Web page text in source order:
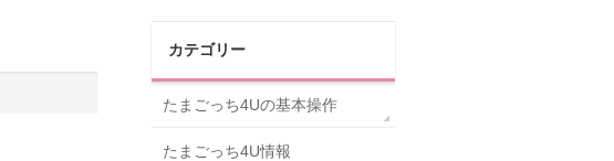
カテゴリー
たまごっち4Uの基本操作
たまごっち4U情報